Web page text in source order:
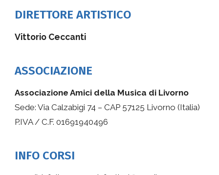
DIRETTORE ARTISTICO
Vittorio Ceccanti
ASSOCIAZIONE
Associazione Amici della Musica di Livorno
Sede: Via Calzabigi 74 – CAP 57125 Livorno (Italia)
P.IVA / C.F. 01691940496
INFO CORSI